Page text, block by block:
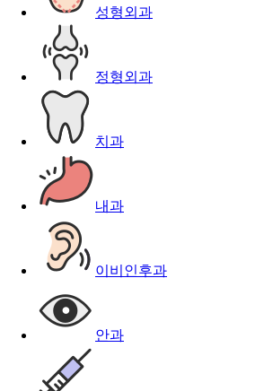
성형외과
정형외과
치과
내과
이비인후과
안과